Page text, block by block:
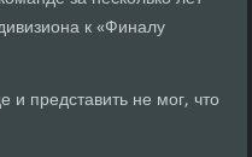
к «Финалу
и представить не мог, что